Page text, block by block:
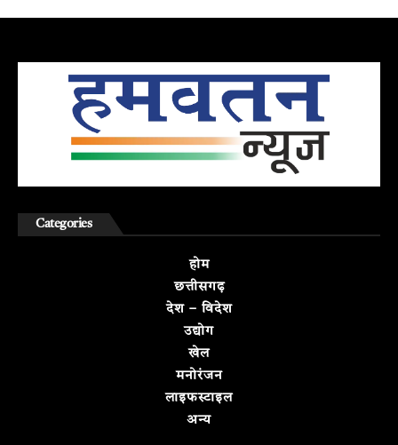
Categories
होम
छत्तीसगढ़
देश – विदेश
उद्योग
खेल
मनोरंजन
लाइफस्टाइल
अन्य